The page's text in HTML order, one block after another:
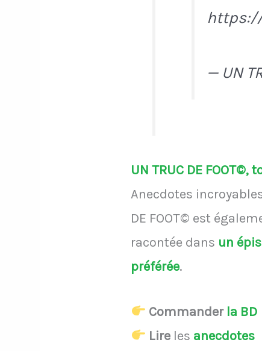
https://
— UN
UN TRUC DE
Anecdotes
DE FOOT© est
racontée dans un
préférée.
Commander la BD
Lire les anecdotes